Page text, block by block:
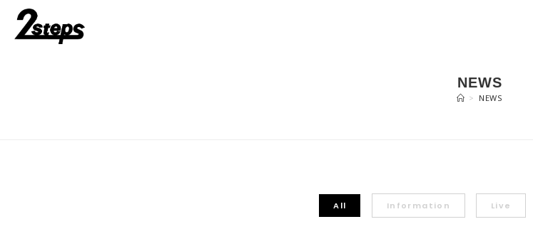
NEWS
> NEWS
All Information Live